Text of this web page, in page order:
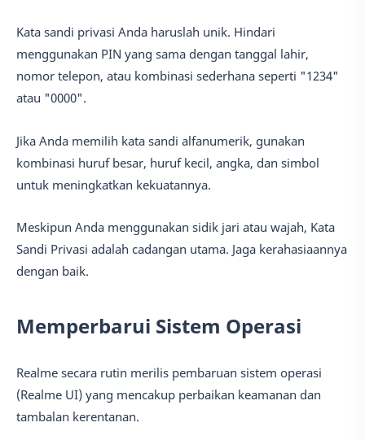
Kata sandi privasi Anda haruslah unik. Hindari
menggunakan PIN yang sama dengan tanggal lahir,
nomor telepon, atau kombinasi sederhana seperti "1234"
atau "0000".
Jika Anda memilih kata sandi alfanumerik, gunakan
kombinasi huruf besar, huruf kecil, angka, dan simbol
untuk meningkatkan kekuatannya.
Meskipun Anda menggunakan sidik jari atau wajah, Kata
Sandi Privasi adalah cadangan utama. Jaga kerahasiaannya
dengan baik.
Memperbarui Sistem Operasi
Realme secara rutin merilis pembaruan sistem operasi
(Realme UI) yang mencakup perbaikan keamanan dan
tambalan kerentanan.